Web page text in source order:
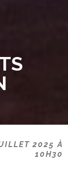
2025 À
10H30